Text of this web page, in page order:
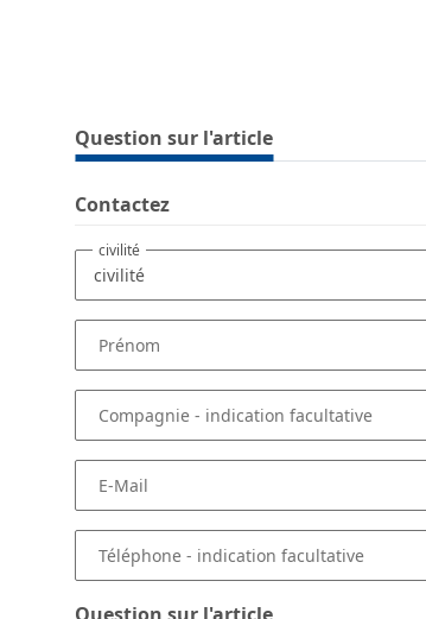
Question sur l'article
Contactez
civilité
Prénom
Compagnie - indication facultative
E-Mail
Téléphone - indication facultative